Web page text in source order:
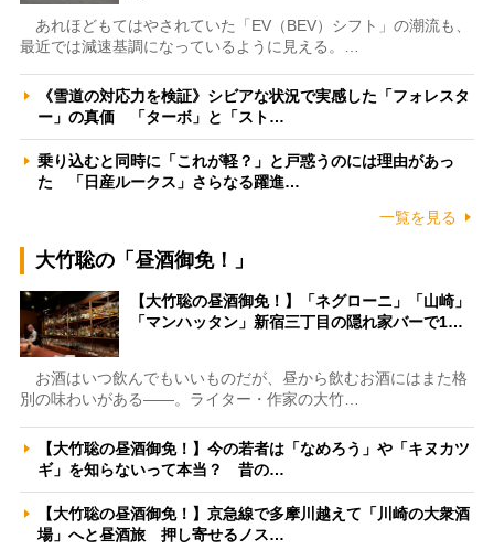
あれほどもてはやされていた「EV（BEV）シフト」の潮流も、
最近では減速基調になっているように見える。…
《雪道の対応力を検証》シビアな状況で実感した「フォレスタ
ー」の真価 「ターボ」と「スト…
乗り込むと同時に「これが軽？」と戸惑うのには理由があっ
た 「日産ルークス」さらなる躍進…
一覧を見る
大竹聡の「昼酒御免！」
【大竹聡の昼酒御免！】「ネグローニ」「山崎」
「マンハッタン」新宿三丁目の隠れ家バーで1…
お酒はいつ飲んでもいいものだが、昼から飲むお酒にはまた格
別の味わいがある――。ライター・作家の大竹…
【大竹聡の昼酒御免！】今の若者は「なめろう」や「キヌカツ
ギ」を知らないって本当？ 昔の…
【大竹聡の昼酒御免！】京急線で多摩川越えて「川崎の大衆酒
場」へと昼酒旅 押し寄せるノス…